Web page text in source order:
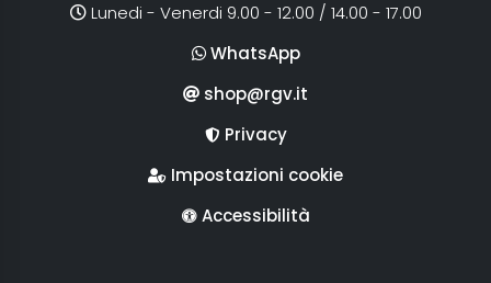
Lunedi - Venerdi 9.00 - 12.00 / 14.00 - 17.00
WhatsApp
shop@rgv.it
Privacy
Impostazioni cookie
Accessibilità